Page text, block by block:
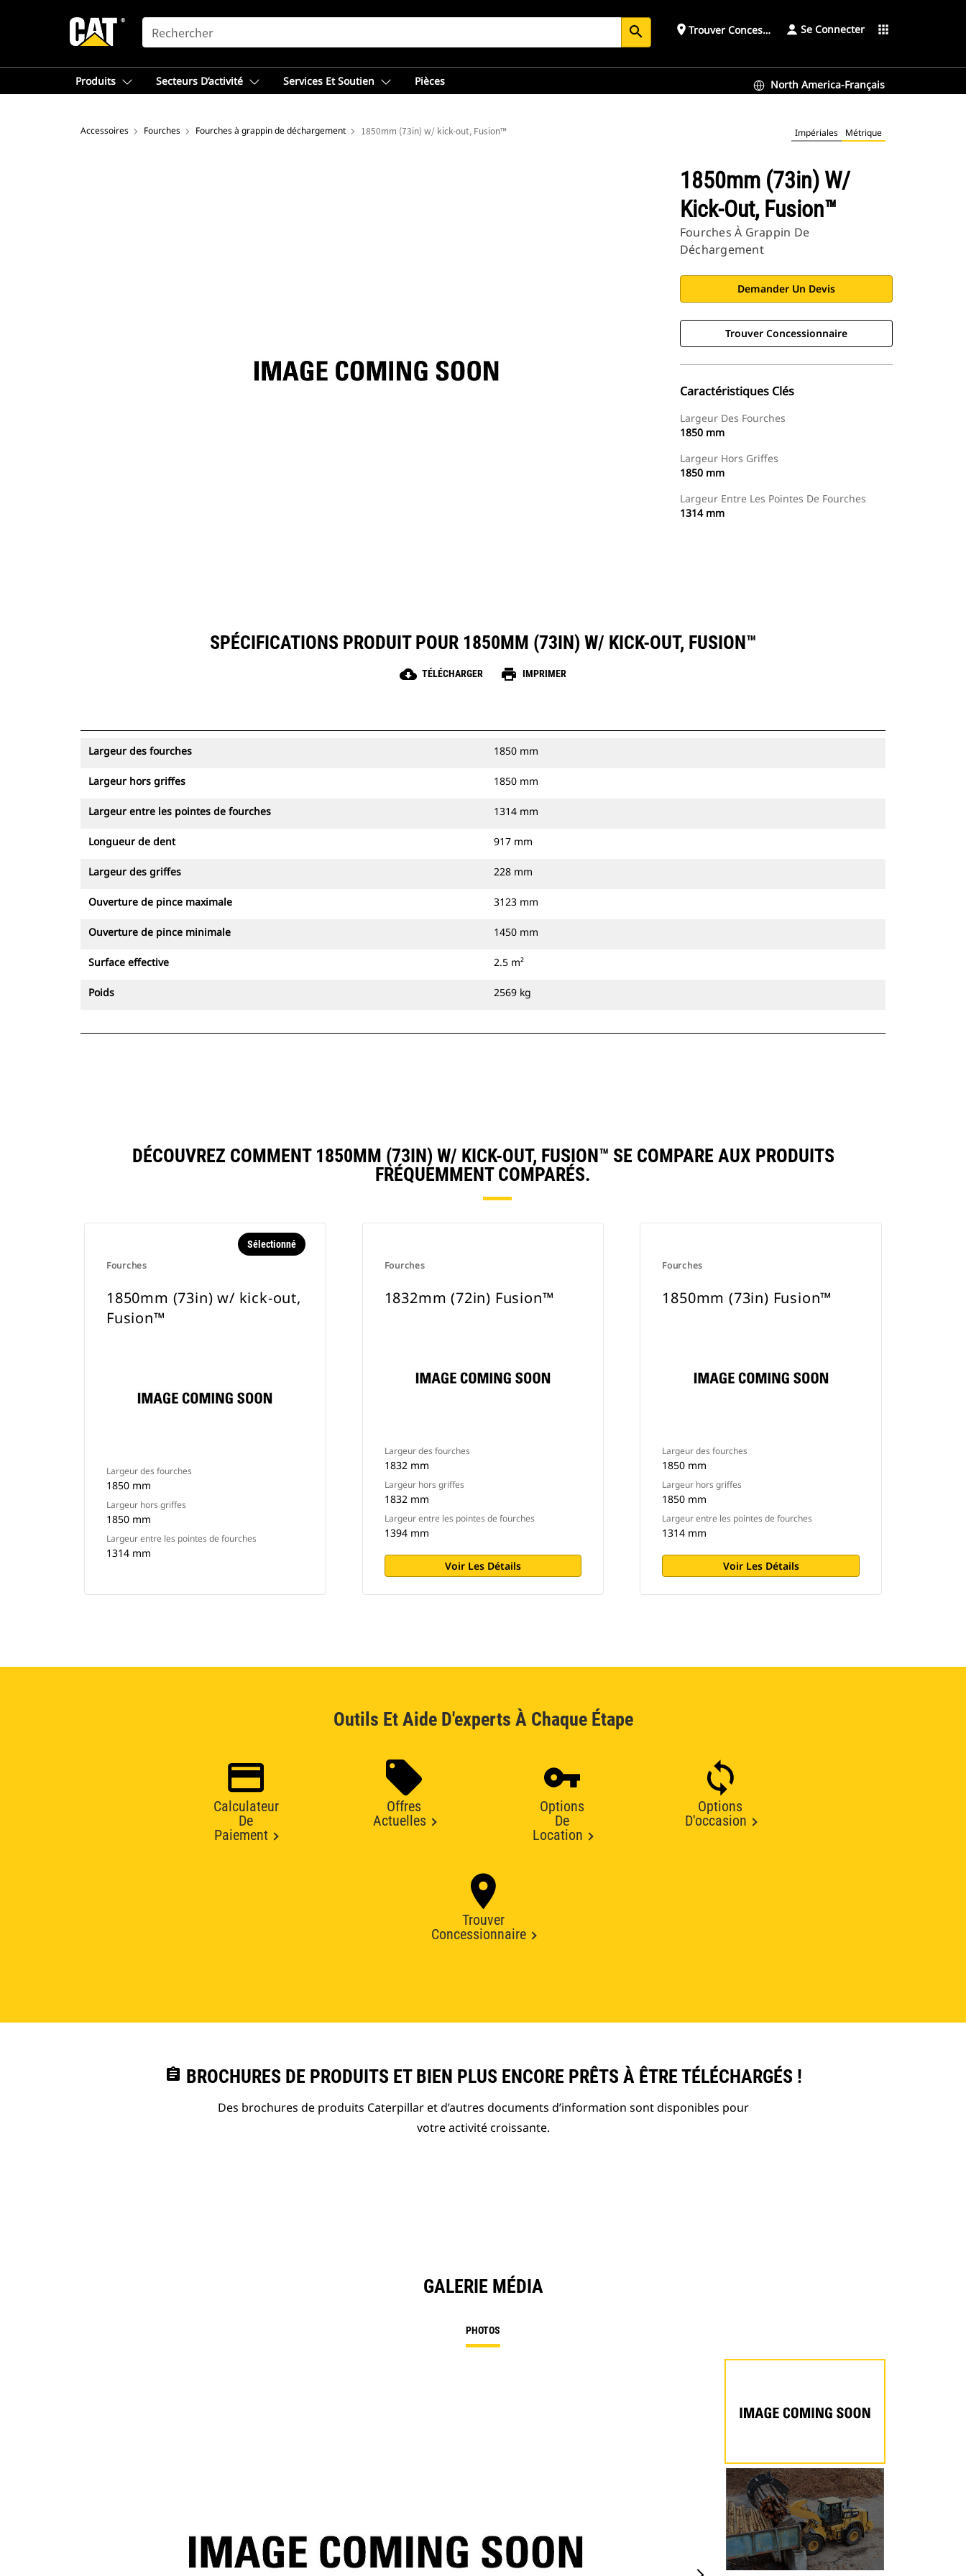
SEARCH search place Trouver ConcessionnaireSe Connecter apps
Produits Secteurs D’activité Services Et Soutien Pièces North America-Français
Accessoires Fourches Fourches à grappin de déchargement 1850mm (73in) w/ kick-out, Fusion™ Impériales Métrique
1850mm (73in) W/
Kick-Out, Fusion™
Fourches À Grappin De
Déchargement
Demander Un Devis
Trouver Concessionnaire
Caractéristiques Clés
Largeur Des Fourches
1850 mm
Largeur Hors Griffes
1850 mm
Largeur Entre Les Pointes De Fourches
1314 mm
Modifier le modèleSPÉCIFICATIONS PRODUIT POUR 1850MM (73IN) W/ KICK-OUT, FUSION™
cloud_download TÉLÉCHARGER print IMPRIMER
Largeur des fourches 1850 mm
Largeur hors griffes 1850 mm
Largeur entre les pointes de fourches 1314 mm
Longueur de dent 917 mm
Largeur des griffes 228 mm
Ouverture de pince maximale 3123 mm
Ouverture de pince minimale 1450 mm
Surface effective 2.5 m²
Poids 2569 kg
DÉCOUVREZ COMMENT 1850MM (73IN) W/ KICK-OUT, FUSION™ SE COMPARE AUX PRODUITS
FRÉQUEMMENT COMPARÉS.
Fourches
Sélectionné
1850mm (73in) w/ kick-out,
Fusion™
Largeur des fourches
1850 mm
Largeur hors griffes
1850 mm
Largeur entre les pointes de fourches
1314 mm
Fourches
1832mm (72in) Fusion™
Largeur des fourches
1832 mm
Largeur hors griffes
1832 mm
Largeur entre les pointes de fourches
1394 mm
Voir Les Détails
Fourches
1850mm (73in) Fusion™
Largeur des fourches
1850 mm
Largeur hors griffes
1850 mm
Largeur entre les pointes de fourches
1314 mm
Voir Les Détails
Outils Et Aide D'experts À Chaque Étape
Calculateur
De
Paiement
Offres
Actuelles
Options
De
Location
Options
D'occasion
Trouver
Concessionnaire
assignment BROCHURES DE PRODUITS ET BIEN PLUS ENCORE PRÊTS À ÊTRE TÉLÉCHARGÉS !
Des brochures de produits Caterpillar et d’autres documents d’information sont disponibles pour
votre activité croissante.
GALERIE MÉDIA
PHOTOS